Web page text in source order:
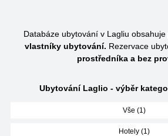
Databáze ubytování v Lagliu obsahuje
vlastníky ubytování. Rezervace
prostředníka a bez
Ubytování Laglio - výběr
Vše (1)
Hotely (1)